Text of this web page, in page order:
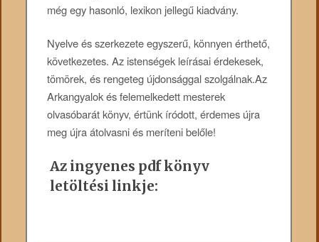
még egy hasonló, lexikon jellegű kiadvány.
Nyelve és szerkezete egyszerű, könnyen érthető,
következetes. Az istenségek leírásai érdekesek,
tömörek, és rengeteg újdonsággal szolgálnak.Az
Arkangyalok és felemelkedett mesterek
olvasóbarát könyv, értünk íródott, érdemes újra
meg újra átolvasni és meríteni belőle!
Az ingyenes pdf könyv
letöltési linkje: